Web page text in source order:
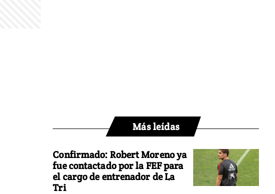
Más leídas
Confirmado: Robert Moreno ya
fue contactado por la FEF para
el cargo de entrenador de La
Tri